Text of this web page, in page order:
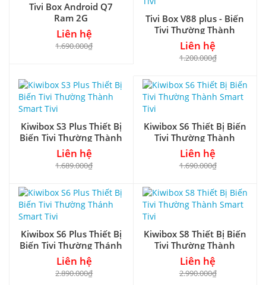
Tivi Box Android Q7
Ram 2G
Liên hệ
1.690.000₫
Tivi Box V88 plus - Biến
Tivi Thường Thành
Smart Tivi
Liên hệ
1.200.000₫
Kiwibox S3 Plus Thiết Bị
Biến Tivi Thường Thành
Smart Tivi
Liên hệ
1.689.000₫
Kiwibox S6 Thiết Bị Biến
Tivi Thường Thành
Smart Tivi
Liên hệ
1.690.000₫
Kiwibox S6 Plus Thiết Bị
Biến Tivi Thường Thánh
Smart Tivi
Liên hệ
2.890.000₫
Kiwibox S8 Thiết Bị Biến
Tivi Thường Thành
Smart Tivi
Liên hệ
2.990.000₫